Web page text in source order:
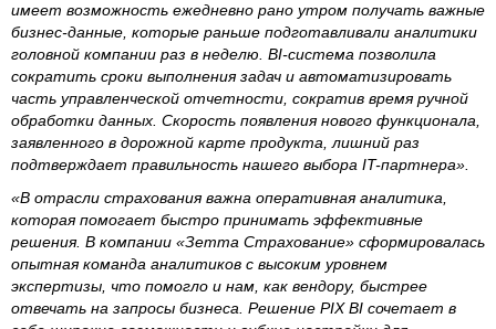
имеет возможность ежедневно рано утром получать важные
бизнес-данные, которые раньше подготавливали аналитики
головной компании раз в неделю. BI-система позволила
сократить сроки выполнения задач и автоматизировать
часть управленческой отчетности, сократив время ручной
обработки данных. Скорость появления нового функционала,
заявленного в дорожной карте продукта, лишний раз
подтверждает правильность нашего выбора IT-партнера».
«В отрасли страхования важна оперативная аналитика,
которая помогает быстро принимать эффективные
решения. В компании «Зетта Страхование» сформировалась
опытная команда аналитиков с высоким уровнем
экспертизы, что помогло и нам, как вендору, быстрее
отвечать на запросы бизнеса. Решение PIX BI сочетает в